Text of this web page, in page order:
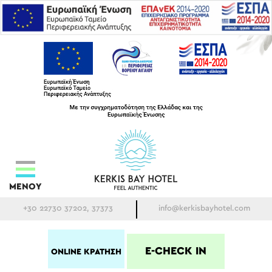
ΜΕΝΟΥ
+30 22730 37202, 37373 info@kerkisbayhotel.com
ONLINE ΚΡΑΤΗΣΗ E-CHECK IN